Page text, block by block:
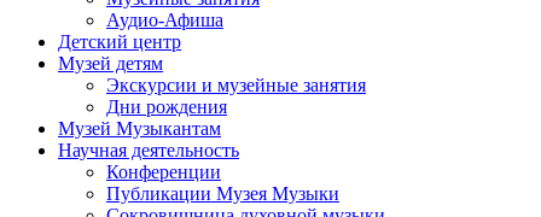
Аудио-Афиша
Детский центр
Музей детям
Экскурсии и музейные занятия
Дни рождения
Музей Музыкантам
Научная деятельность
Конференции
Публикации Музея Музыки